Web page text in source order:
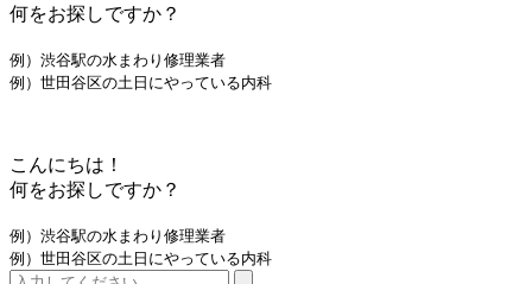
何をお探しですか？
例）渋谷駅の水まわり修理業者
例）世田谷区の土日にやっている内科
こんにちは！
何をお探しですか？
例）渋谷駅の水まわり修理業者
例）世田谷区の土日にやっている内科